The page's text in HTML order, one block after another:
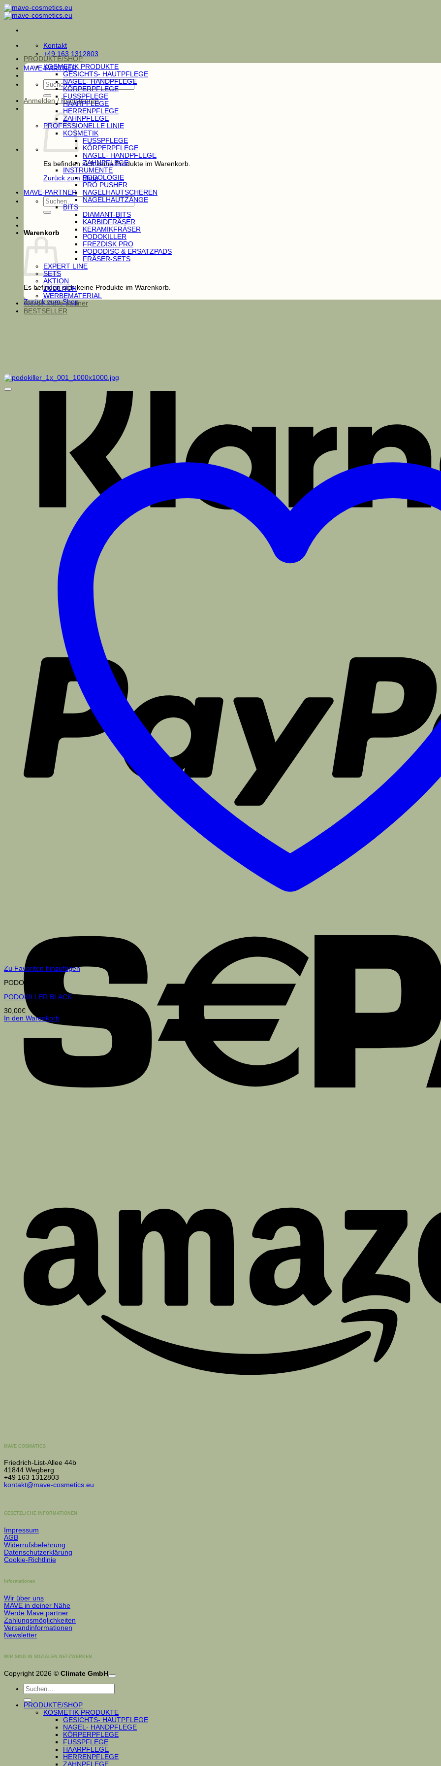
Zum
Inhalt
springen
Kontakt
+49 163 1312803
MAVE-PARTNER
Suchen
nach:
Anmelden / Registrieren
Es befinden sich keine Produkte im Warenkorb.
Zurück zum Shop
MAVE-PARTNER
Suchen
nach:
Warenkorb
Es befinden sich keine Produkte im Warenkorb.
Zurück zum Shop
PRODUKTE/SHOP
KOSMETIK PRODUKTE
GESICHTS- HAUTPFLEGE
NAGEL- HANDPFLEGE
KÖRPERPFLEGE
FUSSPFLEGE
HAARPFLEGE
HERRENPFLEGE
ZAHNPFLEGE
PROFESSIONELLE LINIE
KOSMETIK
FUSSPFLEGE
KÖRPERPFLEGE
NAGEL- HANDPFLEGE
ZAHNPFLEGE
INSTRUMENTE
PODOLOGIE
PRO PUSHER
NAGELHAUTSCHEREN
NAGELHAUTZANGE
BITS
DIAMANT-BITS
KARBIDFRÄSER
KERAMIKFRÄSER
PODOKILLER
FREZDISK PRO
PODODISC & ERSATZPADS
FRÄSER-SETS
EXPERT LINE
SETS
AKTION
ZUBEHÖR
WERBEMATERIAL
Werde Mave partner
BESTSELLER
Zu Favoriten hinzufügen
PODOKILLER
PODOKILLER BLACK
30,00€
In den Warenkorb
MAVE COSMATICS
Friedrich-List-Allee 44b
41844 Wegberg
+49 163 1312803
kontakt@mave-cosmetics.eu
GESETZLICHE INFORMATIONEN
Impressum
AGB
Widerrufsbelehrung
Datenschutzerklärung
Cookie-Richtlinie
Informationen
Wir über uns
MAVE in deiner Nähe
Werde Mave partner
Zahlungsmöglichkeiten
Versandinformationen
Newsletter
WIR SIND IN SOZIALEN NETZWERKEN
Copyright 2026 © Climate GmbH
Suchen
nach:
PRODUKTE/SHOP
KOSMETIK PRODUKTE
GESICHTS- HAUTPFLEGE
NAGEL- HANDPFLEGE
KÖRPERPFLEGE
FUSSPFLEGE
HAARPFLEGE
HERRENPFLEGE
ZAHNPFLEGE